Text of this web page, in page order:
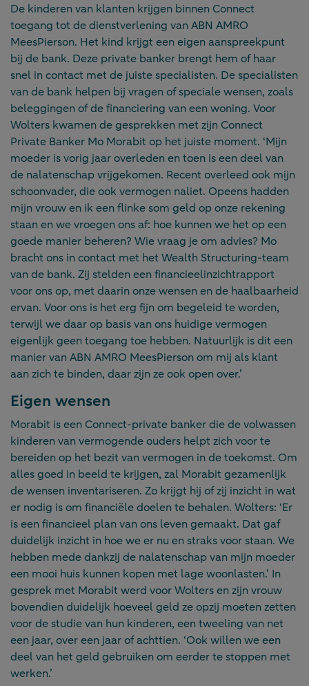
De kinderen van klanten krijgen binnen Connect
toegang tot de dienstverlening van ABN AMRO
MeesPierson. Het kind krijgt een eigen aanspreekpunt
bij de bank. Deze private banker brengt hem of haar
snel in contact met de juiste specialisten. De specialisten
van de bank helpen bij vragen of speciale wensen, zoals
beleggingen of de financiering van een woning. Voor
Wolters kwamen de gesprekken met zijn Connect
Private Banker Mo Morabit op het juiste moment. ‘Mijn
moeder is vorig jaar overleden en toen is een deel van
de nalatenschap vrijgekomen. Recent overleed ook mijn
schoonvader, die ook vermogen naliet. Opeens hadden
mijn vrouw en ik een flinke som geld op onze rekening
staan en we vroegen ons af: hoe kunnen we het op een
goede manier beheren? Wie vraag je om advies? Mo
bracht ons in contact met het Wealth Structuring-team
van de bank. Zij stelden een financieelinzichtrapport
voor ons op, met daarin onze wensen en de haalbaarheid
ervan. Voor ons is het erg fijn om begeleid te worden,
terwijl we daar op basis van ons huidige vermogen
eigenlijk geen toegang toe hebben. Natuurlijk is dit een
manier van ABN AMRO MeesPierson om mij als klant
aan zich te binden, daar zijn ze ook open over.’
Eigen wensen
Morabit is een Connect-private banker die de volwassen
kinderen van vermogende ouders helpt zich voor te
bereiden op het bezit van vermogen in de toekomst. Om
alles goed in beeld te krijgen, zal Morabit gezamenlijk
de wensen inventariseren. Zo krijgt hij of zij inzicht in wat
er nodig is om financiële doelen te behalen. Wolters: ‘Er
is een financieel plan van ons leven gemaakt. Dat gaf
duidelijk inzicht in hoe we er nu en straks voor staan. We
hebben mede dankzij de nalatenschap van mijn moeder
een mooi huis kunnen kopen met lage woonlasten.’ In
gesprek met Morabit werd voor Wolters en zijn vrouw
bovendien duidelijk hoeveel geld ze opzij moeten zetten
voor de studie van hun kinderen, een tweeling van net
een jaar, over een jaar of achttien. ‘Ook willen we een
deel van het geld gebruiken om eerder te stoppen met
werken.’